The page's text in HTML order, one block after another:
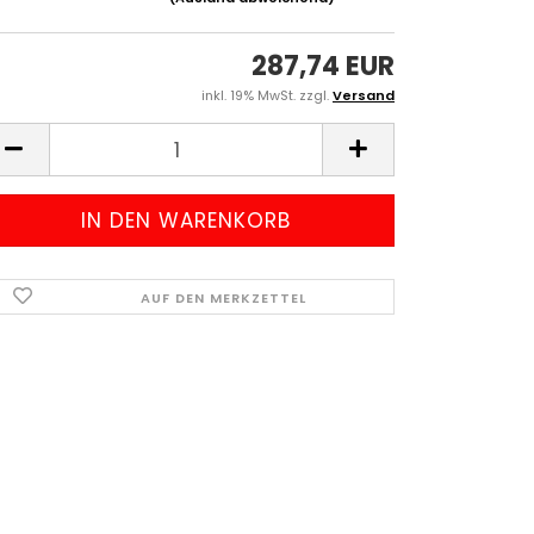
287,74 EUR
inkl. 19% MwSt. zzgl.Versand
AUF DEN MERKZETTEL